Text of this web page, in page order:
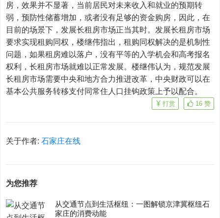
房，效果并不显著，当前居民对未来收入和就业的预期转
弱，预防性储蓄增加，或者没有足够的资金购房，因此，在
目前的场景下，发展长租房市场正当其时。发展长租房市场
要求实现租购同权，楼继伟指出，租购同权解决的是机制性
问题，如果租房难以落户，没有平等的入学机会和高考报名
权利，长租房市场就难以正常发展。楼继伟认为，规范发展
长租房市场需要中央和地方合力推进改革，中央财政可以在
基本公共服务转移支付同常住人口挂钩政策上予以配合。
16 赞
打赏
关于作者:石家庄在线
为您推荐
从交通节点到生活枢纽：一图解锁京津冀枢纽石
家庄的消费动能